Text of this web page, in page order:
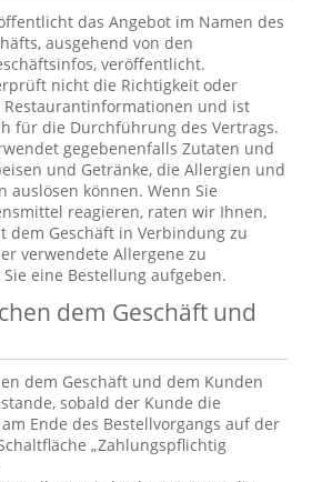
das Angebot im Namen des
ausgehend von den
veröffentlicht.
nicht die Richtigkeit oder
und ist
für die Durchführung des Vertrags.
gegebenenfalls Zutaten und
und Getränke, die Allergien und
auslösen können. Wenn Sie
reagieren, raten wir Ihnen,
dem Geschäft in Verbindung zu
verwendete Allergene zu
eine Bestellung aufgeben.
dem Geschäft und
dem Geschäft und dem Kunden
sobald der Kunde die
Ende des Bestellvorgangs auf der
„Zahlungspflichtig